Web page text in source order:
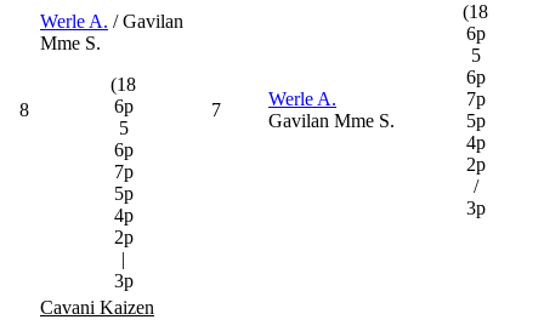
8
Werle A. / Gavilan
Mme S.
(18
6p
5
6p
7p
5p
4p
2p
|
3p
7
Werle A.
Gavilan Mme S.
(18
6p
5
6p
7p
5p
4p
2p
/
3p
Cavani Kaizen